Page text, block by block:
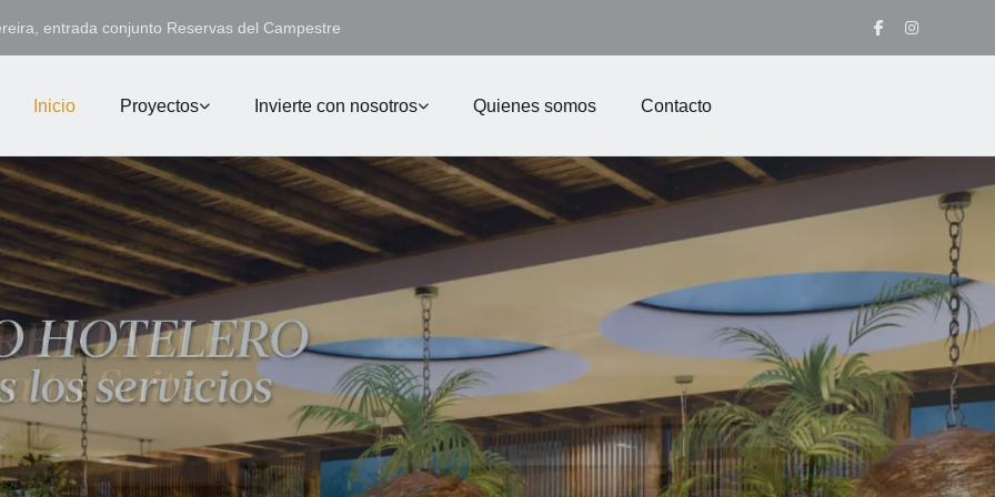
entrada conjunto Reservas del Campestre
Inicio Proyectos Invierte con nosotros Quienes somos Contacto